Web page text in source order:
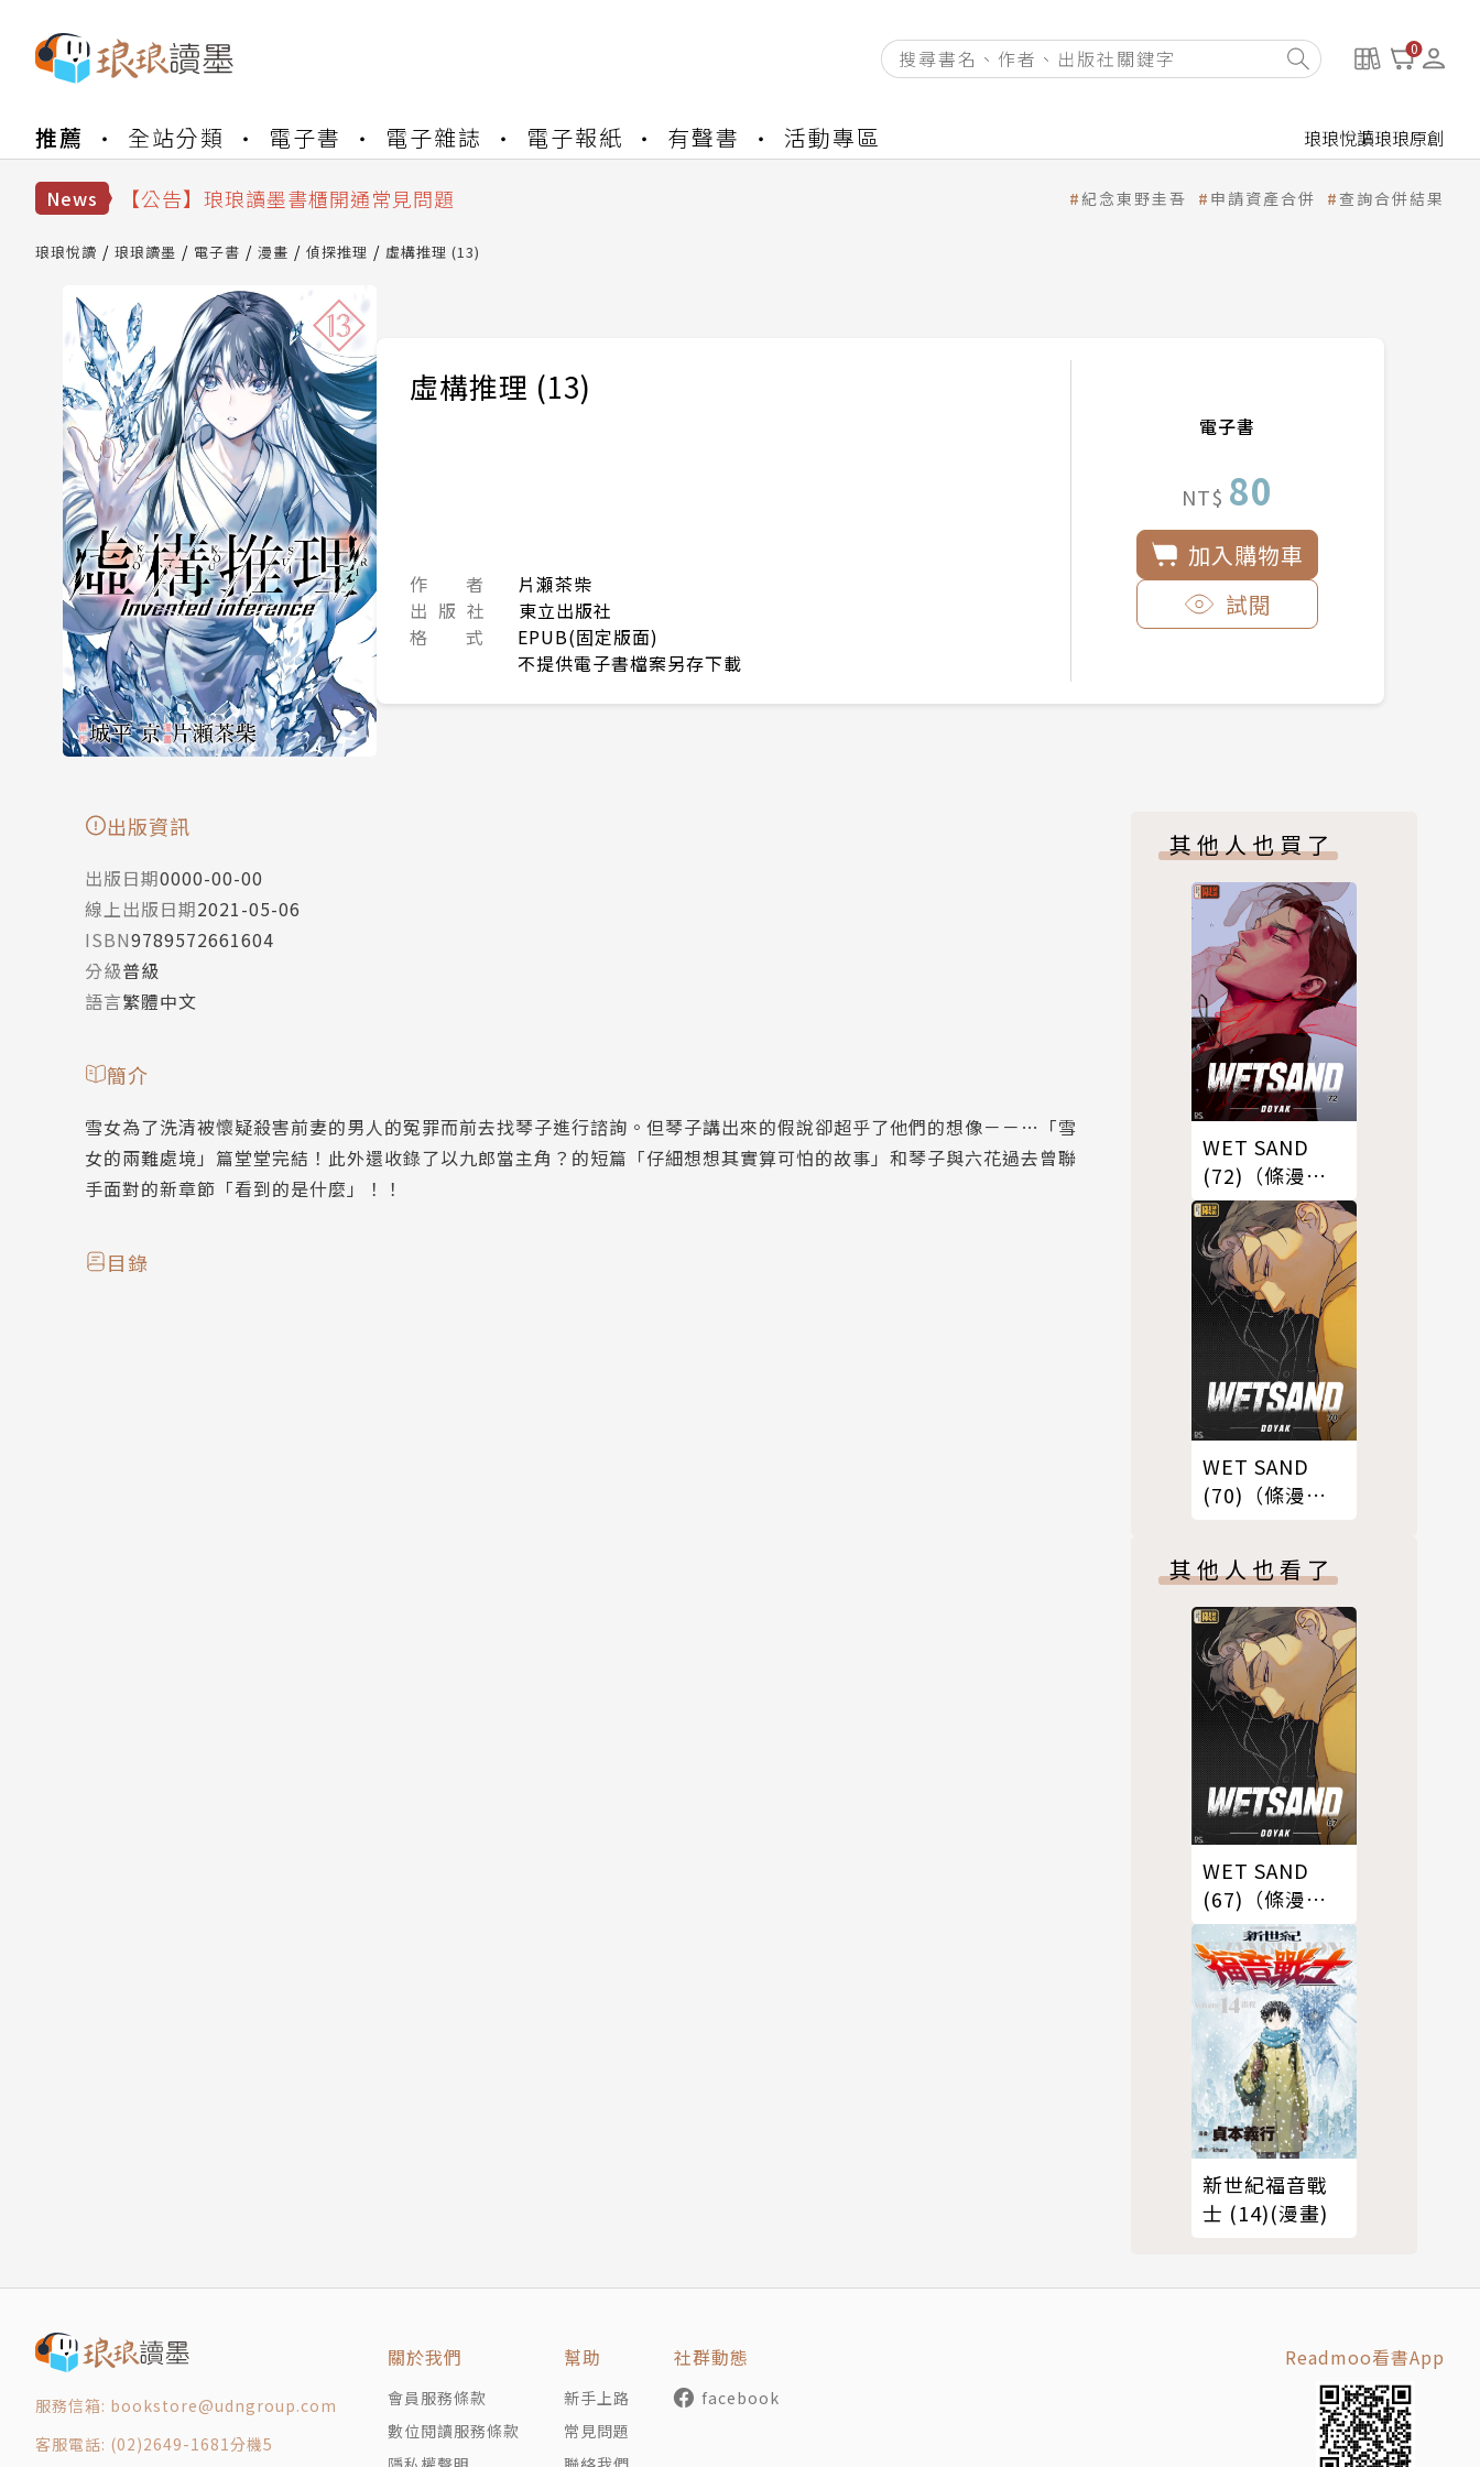
0
推薦 全站分類 電子書 電子雜誌 電子報紙 有聲書 活動專區 琅琅悅讀琅琅原創
News
【公告】琅琅讀墨數位閱讀資產合併與書櫃開通申請
【公告】琅琅讀墨 3 分鐘完成書櫃開通與資產合併申請圖文教學
【公告】琅琅讀墨數位閱讀資產合併與書櫃開通申請
紀念東野圭吾 申請資產合併 查詢合併結果
琅琅悅讀 琅琅讀墨 電子書 漫畫 偵探推理 虛構推理 (13)
虛構推理 (13)
作 者
片瀬茶柴
出 版 社
東立出版社
格 式
EPUB(固定版面)
不提供電子書檔案另存下載
電子書
NT$ 80
加入購物車
試閱
出版資訊
出版日期0000-00-00
線上出版日期2021-05-06
ISBN9789572661604
分級普級
語言繁體中文
簡介
雪女為了洗清被懷疑殺害前妻的男人的冤罪而前去找琴子進行諮詢。但琴子講出來的假說卻超乎了他們的想像－－…「雪
女的兩難處境」篇堂堂完結！此外還收錄了以九郎當主角？的短篇「仔細想想其實算可怕的故事」和琴子與六花過去曾聯
手面對的新章節「看到的是什麼」！！
目錄
其他人也買了
WET SAND
(72)（條漫
版）
WET SAND
(70)（條漫
其他人也看了
WET SAND
(67)（條漫
版）
新世紀福音戰
士 (14)(漫畫)
服務信箱: bookstore@udngroup.com
客服電話: (02)2649-1681分機5
關於我們
會員服務條款
數位閱讀服務條款
幫助
新手上路
常見問題
社群動態
facebook
Readmoo看書App